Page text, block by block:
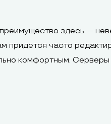
здесь —
часто
комфортным.